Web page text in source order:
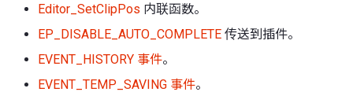
Editor_SetClipPos 内联函数。
EP_DISABLE_AUTO_COMPLETE 传送到插件。
EVENT_HISTORY 事件。
EVENT_TEMP_SAVING 事件。